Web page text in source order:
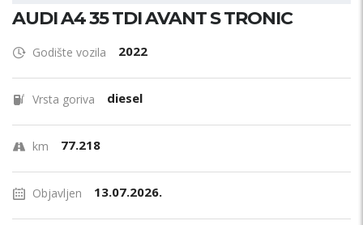
AUDI A4 35 TDI AVANT S TRONIC
Godište vozila 2022
Vrsta goriva diesel
km 77.218
Objavljen 13.07.2026.